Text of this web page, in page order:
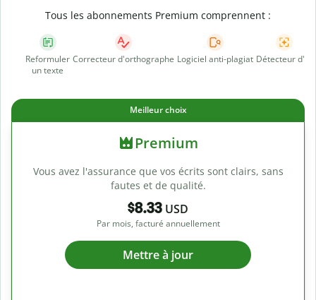
Tous les abonnements Premium comprennent :
Reformuler
un texte
Correcteur d'orthographe Logiciel anti-plagiat Détecteur d'IA
Meilleur choix
Premium
Vous avez l'assurance que vos écrits sont clairs, sans
fautes et de qualité.
$8.33 USD
Par mois, facturé annuellement
Mettre à jour